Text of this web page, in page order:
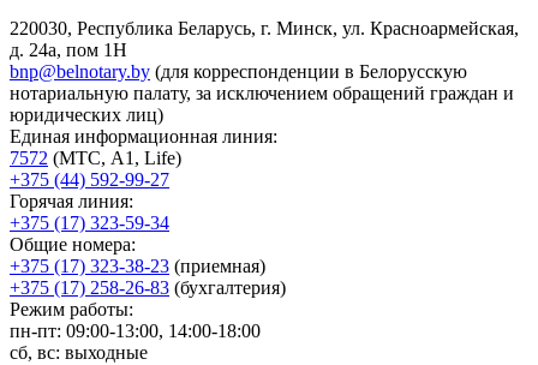
220030, Республика Беларусь, г. Минск, ул. Красноармейская,
д. 24а, пом 1Н
bnp@belnotary.by (для корреспонденции в Белорусскую
нотариальную палату, за исключением обращений граждан и
юридических лиц)
Единая информационная линия:
7572 (МТС, A1, Life)
+375 (44) 592-99-27
Горячая линия:
+375 (17) 323-59-34
Общие номера:
+375 (17) 323-38-23 (приемная)
+375 (17) 258-26-83 (бухгалтерия)
Режим работы:
пн-пт: 09:00-13:00, 14:00-18:00
сб, вс: выходные